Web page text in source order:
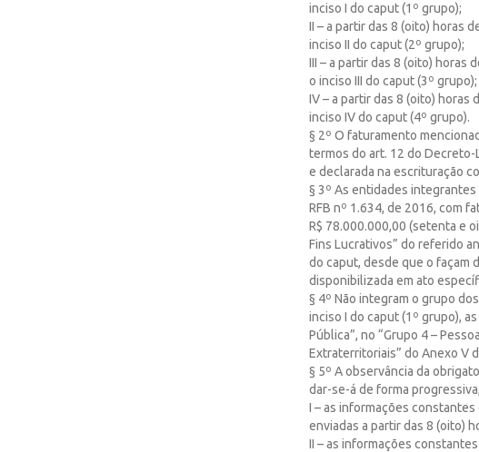
inciso I do caput (1º grupo);
II – a partir das 8 (oito) horas
inciso II do caput (2º grupo);
III – a partir das 8 (oito)
o inciso III do caput (3º grupo);
IV – a partir das 8 (oito)
inciso IV do caput (4º grupo).
§ 2º O faturamento
termos do art. 12 do
e declarada na escrituração
§ 3º As entidades integrantes
RFB nº 1.634, de 2016, com
R$ 78.000.000,00 (setenta e
Fins Lucrativos” do referido
do caput, desde que o façam
disponibilizada em ato
§ 4º Não integram o grupo
inciso I do caput (1º grupo),
Pública”, no “Grupo 4 –
Extraterritoriais” do Anexo V
§ 5º A observância da
dar-se-á de forma
I – as informações
enviadas a partir das 8 (oito)
II – as informações